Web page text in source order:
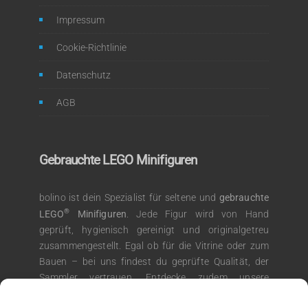
Impressum
Cookie-Richtlinie
Datenschutz
AGB
Gebrauchte LEGO Minifiguren
bolino ist dein Spezialist für seltene und gebrauchte
LEGO® Minifiguren. Jede Figur wird von Hand
geprüft, hygienisch gereinigt und originalgetreu
zusammengestellt. Egal ob für die Vitrine oder zum
Bauen – bei uns findest du geprüfte Qualität, der
Sammler vertrauen. Entdecke zudem unsere